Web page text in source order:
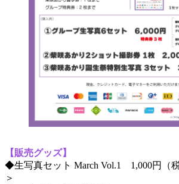
【販売グッズ】
◆生写真セット March Vol.1 1,000円（
＞